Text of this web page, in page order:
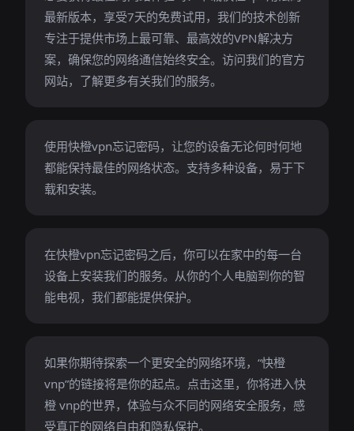
最新版本，享受7天的免费试用，我们的技术创新
专注于提供市场上最可靠、最高效的VPN解决方
案，确保您的网络通信始终安全。访问我们的官方
网站，了解更多有关我们的服务。
使用快橙vpn忘记密码，让您的设备无论何时何地
都能保持最佳的网络状态。支持多种设备，易于下
载和安装。
在快橙vpn忘记密码之后，你可以在家中的每一台
设备上安装我们的服务。从你的个人电脑到你的智
能电视，我们都能提供保护。
如果你期待探索一个更安全的网络环境，“快橙
vnp”的链接将是你的起点。点击这里，你将进入快
橙 vnp的世界，体验与众不同的网络安全服务，感
受真正的网络自由和隐私保护。